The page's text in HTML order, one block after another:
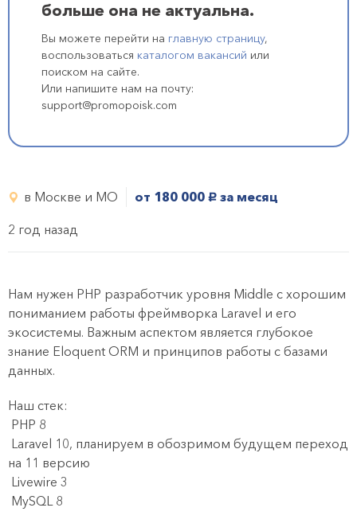
больше она не актуальна.
Вы можете перейти на главную страницу,
воспользоваться каталогом вакансий или
поиском на сайте.
Или напишите нам на почту:
support@promopoisk.com
в Москве и МО от 180 000 руб. за месяц
2 год назад
Нам нужен PHP разработчик уровня Middle с хорошим
пониманием работы фреймворка Laravel и его
экосистемы. Важным аспектом является глубокое
знание Eloquent ORM и принципов работы с базами
данных.
Наш стек:
PHP 8
Laravel 10, планируем в обозримом будущем переход
на 11 версию
Livewire 3
MySQL 8